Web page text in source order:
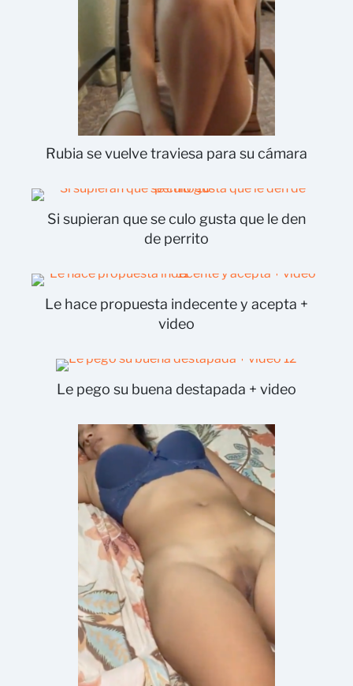
Rubia se vuelve traviesa para su cámara
Si supieran que se culo gusta que le den
de perrito
Le hace propuesta indecente y acepta +
video
Le pego su buena destapada + video